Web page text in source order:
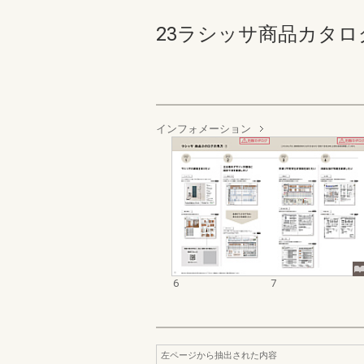
23ラシッサ商品カタロ
インフォメーション
6 7
左ページから抽出された内容